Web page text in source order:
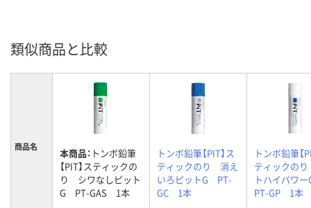
類似商品と比較
商品名 本商品： トンボ鉛筆
【PIT】スティックの
り シワなしピット
G PT-GAS 1本
トンボ鉛筆【PIT】ス
ティックのり 消え
いろピットG PT-
GC 1本
トンボ鉛筆【
ティックの
トハイパワ
PT-GP 1本